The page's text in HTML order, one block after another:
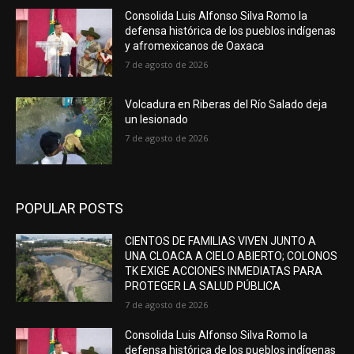
Consolida Luis Alfonso Silva Romo la
defensa histórica de los pueblos indígenas
y afromexicanos de Oaxaca
7 de agosto de 2026
Volcadura en Riberas del Río Salado deja
un lesionado
7 de agosto de 2026
POPULAR POSTS
CIENTOS DE FAMILIAS VIVEN JUNTO A
UNA CLOACA A CIELO ABIERTO; COLONOS
TK EXIGE ACCIONES INMEDIATAS PARA
PROTEGER LA SALUD PÚBLICA
7 de agosto de 2026
Consolida Luis Alfonso Silva Romo la
defensa histórica de los pueblos indígenas